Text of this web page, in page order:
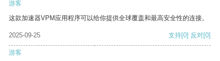
游客
这款加速器VPM应用程序可以给你提供全球覆盖和最高安全性的连接。
2025-09-25 支持[0] 反对[0]
游客